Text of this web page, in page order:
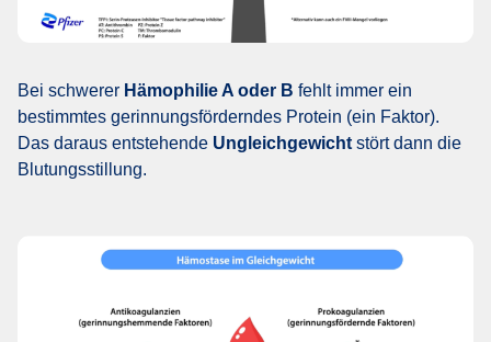
Bei schwerer Hämophilie A oder B fehlt immer ein
bestimmtes gerinnungsförderndes Protein (ein Faktor).
Das daraus entstehende Ungleichgewicht stört dann die
Blutungsstillung.